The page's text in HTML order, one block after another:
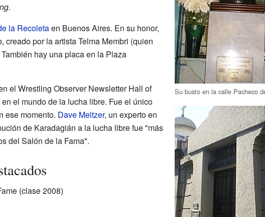
Su busto en la calle Pacheco
.
la Recoletaen Buenos Aires. En su honor,
por la artista Telma Membri (quien
hay una placa en la Plaza
el Wrestling Observer Newsletter Hall of
el mundo de la lucha libre. Fue el único
ese momento. Dave Meltzer, un experto en
de Karadagián a la lucha libre fue "más
del Salón de la Fama".
(clase 2008)